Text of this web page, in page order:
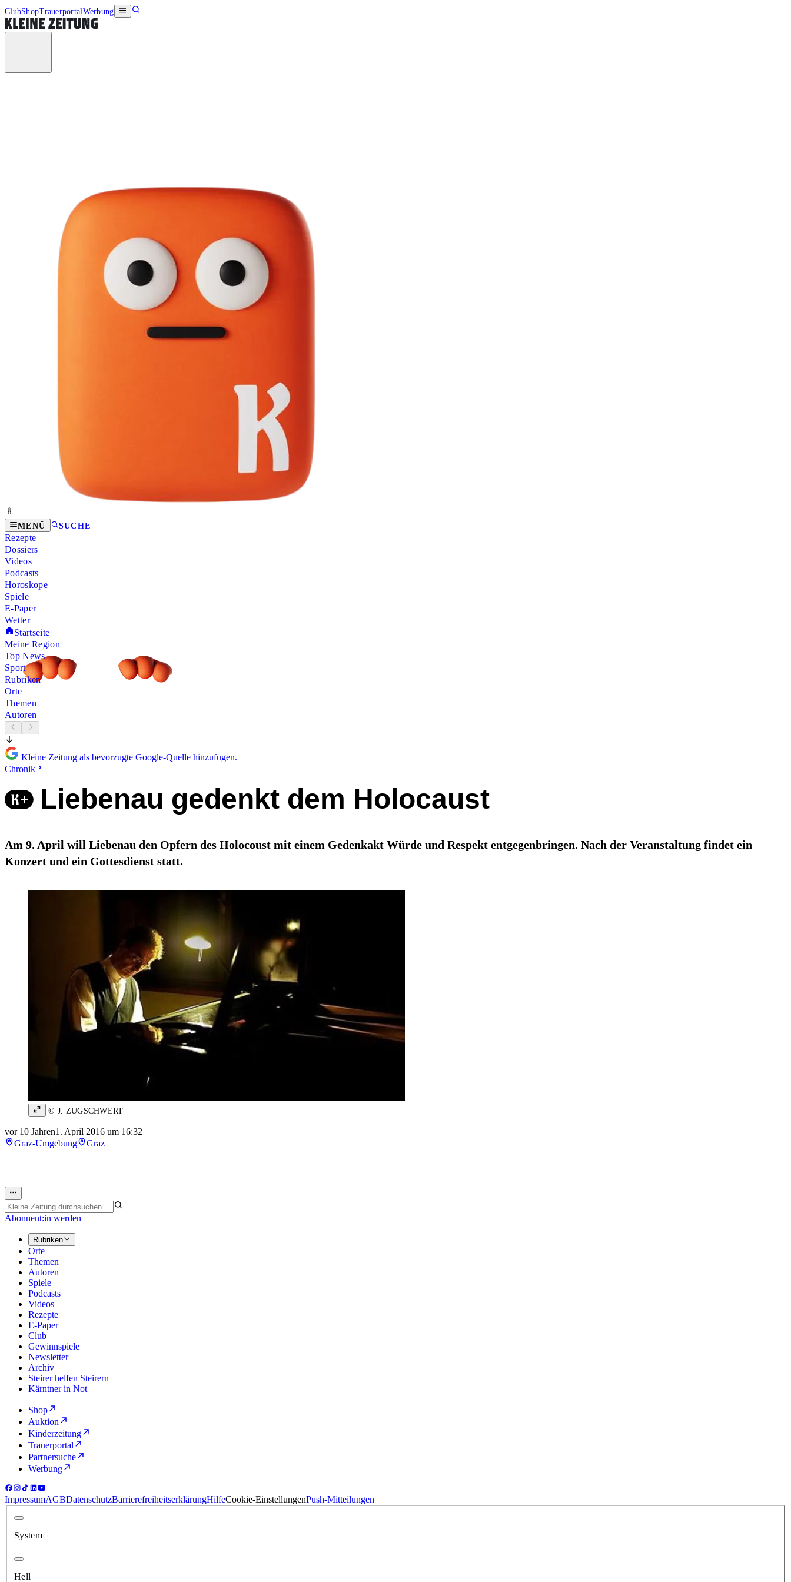
ClubShopTrauerportalWerbung
MENÜ SUCHE
Rezepte
Dossiers
Videos
Podcasts
Horoskope
Spiele
E-Paper
Wetter
Startseite
Meine Region
Top News
Sport
Rubriken
Orte
Themen
Autoren
Kleine Zeitung als bevorzugte Google-Quelle hinzufügen.
Chronik
Liebenau gedenkt dem Holocaust
Am 9. April will Liebenau den Opfern des Holocoust mit einem Gedenkakt Würde und Respekt entgegenbringen. Nach der Veranstaltung findet ein
Konzert und ein Gottesdienst statt.
© J. ZUGSCHWERT
vor 10 Jahren1. April 2016 um 16:32
Graz-Umgebung
Graz
Abonnent:in werden
Rubriken
Orte
Themen
Autoren
Spiele
Podcasts
Videos
Rezepte
E-Paper
Club
Gewinnspiele
Newsletter
Archiv
Steirer helfen Steirern
Kärntner in Not
Shop
Auktion
Kinderzeitung
Trauerportal
Partnersuche
Werbung
ImpressumAGBDatenschutzBarrierefreiheitserklärungHilfeCookie-EinstellungenPush-Mitteilungen
System
Hell